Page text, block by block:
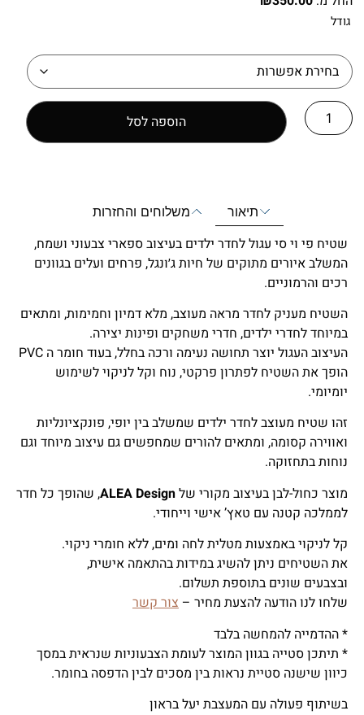
גודל
הוספה לסל
תיאור משלוחים והחזרות
שטיח פי וי סי עגול לחדר ילדים בעיצוב ספארי צבעוני ושמח,
המשלב איורים מתוקים של חיות ג׳ונגל, פרחים ועלים בגוונים
רכים והרמוניים.
השטיח מעניק לחדר מראה מעוצב, מלא דמיון וחמימות, ומתאים
במיוחד לחדרי ילדים, חדרי משחקים ופינות יצירה.
העיצוב העגול יוצר תחושה נעימה ורכה בחלל, בעוד חומר ה PVC
הופך את השטיח לפתרון פרקטי, נוח וקל לניקוי לשימוש
יומיומי.
זהו שטיח מעוצב לחדר ילדים שמשלב בין יופי, פונקציונליות
ואווירה קסומה, ומתאים להורים שמחפשים גם עיצוב מיוחד וגם
נוחות בתחזוקה.
מוצר כחול-לבן בעיצוב מקורי שלALEA Design, שהופך כל חדר
לממלכה קטנה עם טאץ’ אישי וייחודי.
קל לניקוי באמצעות מטלית לחה ומים, ללא חומרי ניקוי.
את השטיחים ניתן להשיג במידות בהתאמה אישית,
ובצבעים שונים בתוספת תשלום.
שלחו לנו הודעה להצעת מחיר – צור קשר
* ההדמייה להמחשה בלבד
* תיתכן סטייה בגוון המוצר לעומת הצבעוניות שנראית במסך
כיוון שישנה סטיית נראות בין מסכים לבין הדפסה בחומר.
בשיתוף פעולה עם המעצבת יעל בראון